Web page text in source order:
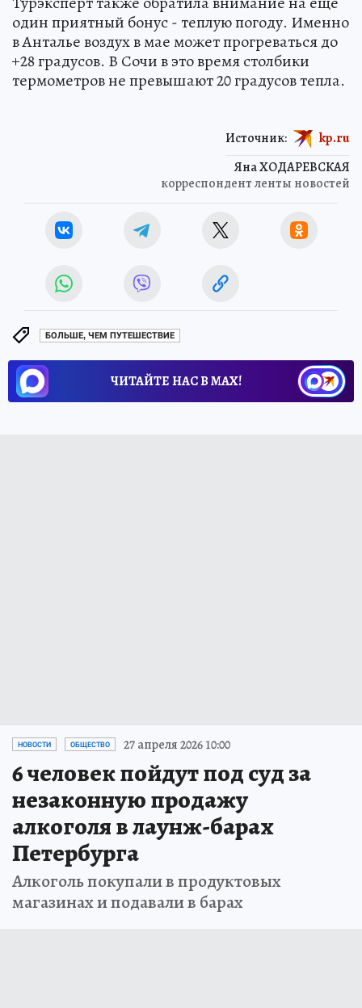
один приятный бонус - теплую погоду. Именно
в Анталье воздух в мае может прогреваться до
+28 градусов. В Сочи в это время столбики
термометров не превышают 20 градусов тепла.
Яна ХОДАРЕВСКАЯ
корреспондент ленты новостей
Источник: kp.ru
БОЛЬШЕ, ЧЕМ ПУТЕШЕСТВИЕ
ЧИТАЙТЕ НАС В МАХ!
НОВОСТИ ОБЩЕСТВО 27 апреля 2026 10:00
6 человек пойдут под суд за
незаконную продажу
алкоголя в лаунж-барах
Петербурга
Алкоголь покупали в продуктовых
магазинах и подавали в барах